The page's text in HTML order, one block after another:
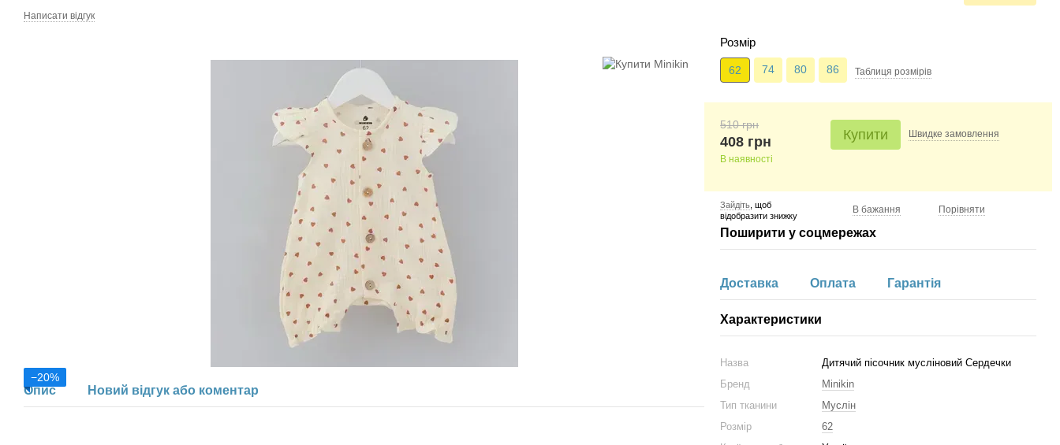
Написати відгук
−20%
Опис Новий відгук або коментар
Розмір
62 74 80 86 Таблиця розмiрiв
510 грн
408 грн
В наявності
Купити Швидкезамовлення
Зайдіть , щоб
відобразити знижку
В бажання Порівняти
Поширити у соцмережах
Доставка Оплата Гарантія
Характеристики
Назва
Дитячий пісочник мусліновий Сердечки
Бренд
Minikin
Тип тканини
Муслін
Розмір
62